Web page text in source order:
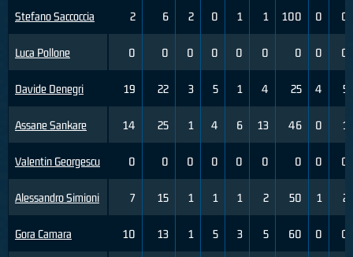
Stefano Saccoccia
Luca Pollone
Davide Denegri
Assane Sankare
Valentin Georgescu
Alessandro Simioni
Gora Camara
2 6 2 0 1 1 100 0 0
0 0 0 0 0 0 0 0 0
19 22 3 5 1 4 25 4 5
14 25 1 4 6 13 46 0 1
0 0 0 0 0 0 0 0 0
7 15 1 1 1 2 50 1 2
10 13 1 5 3 5 60 0 0